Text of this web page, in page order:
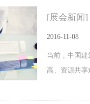
[展会新闻]
2016-11-08
当前，中国
高、资源共享